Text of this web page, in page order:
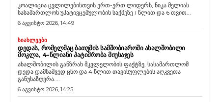
კოალიცია ცვლილებისთვის ერთ-ერთ ლიდერს, ნიკა მელიას
სასამართლოს უპატივცემულობის საქმეზე 1 წლით და 6 თვით...
6 აგვისტო 2026, 14:49
ᲡᲘᲐᲮᲚᲔᲔᲑᲘ
ᲓᲔᲓᲐᲡ, ᲠᲝᲛᲔᲚᲛᲐᲪ ᲑᲐᲗᲣᲛᲘᲡ ᲡᲐᲛᲨᲝᲑᲘᲐᲠᲝᲨᲘ ᲐᲮᲐᲚᲨᲝᲑᲘᲚᲘ
ᲛᲝᲙᲚᲐ, 4-ᲬᲚᲘᲐᲜᲘ ᲞᲐᲢᲘᲛᲠᲝᲑᲐ ᲛᲘᲣᲡᲐᲯᲔᲡ
ახალშობილის განზრახ მკვლელობის ფაქტზე, სასამართლომ
დედა დამნაშვედ ცნო და 4 წლით თავისუფლების აღკვეთა
განუსაზღვრა....
6 აგვისტო 2026, 14:25